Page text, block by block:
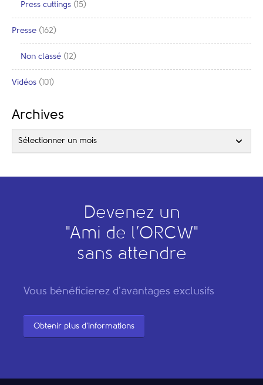
Press cuttings (15)
Presse (162)
Non classé (12)
Vidéos (101)
Archives
Sélectionner un mois
Devenez un
"Ami de l’ORCW"
sans attendre
Vous bénéficierez d'avantages exclusifs
Obtenir plus d'informations